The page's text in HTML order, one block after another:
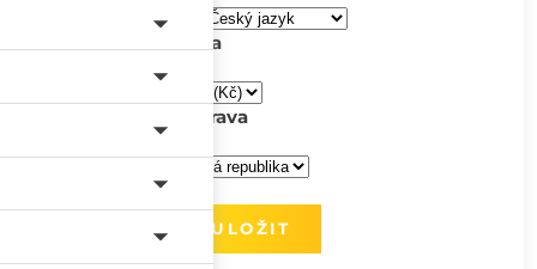
Měna
Doprava